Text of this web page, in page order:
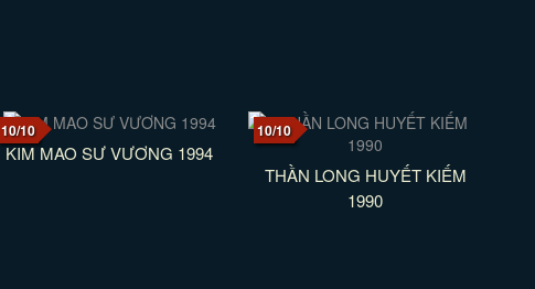
10/10
KIM MAO SƯ VƯƠNG 1994
10/10
THẦN LONG HUYẾT KIẾM
1990